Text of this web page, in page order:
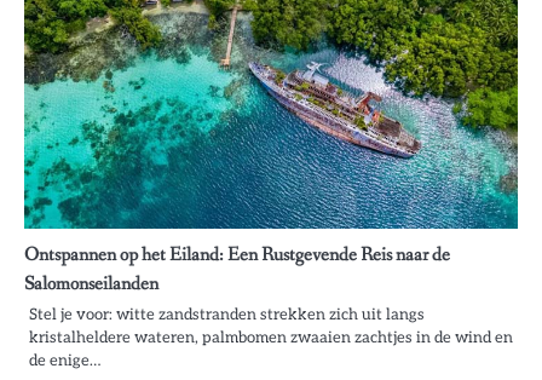
Ontspannen op het Eiland: Een Rustgevende Reis naar de
Salomonseilanden
Stel je voor: witte zandstranden strekken zich uit langs
kristalheldere wateren, palmbomen zwaaien zachtjes in de wind en
de enige…